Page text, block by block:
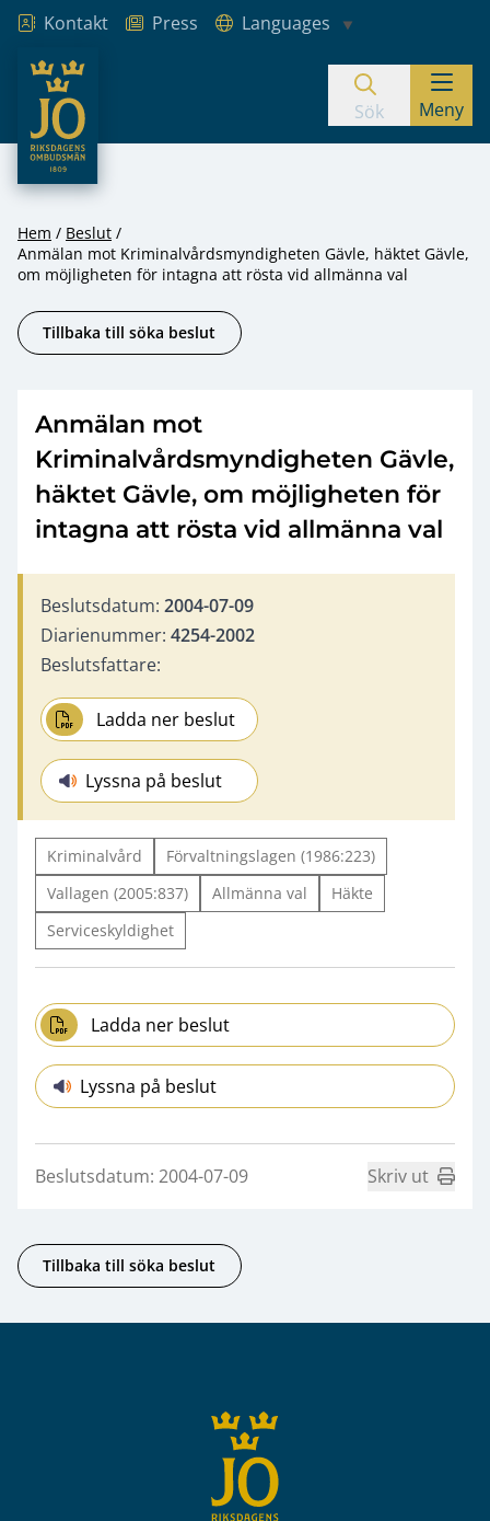
Hoppa till innehåll
Kontakt Press
Languages
JO – Riksdagens Ombudsmän
Sök Meny
Hem
Beslut
Anmälan mot Kriminalvårdsmyndigheten Gävle, häktet Gävle,
om möjligheten för intagna att rösta vid allmänna val
Tillbaka till söka beslut
Anmälan mot
Kriminalvårdsmyndigheten Gävle,
häktet Gävle, om möjligheten för
intagna att rösta vid allmänna val
Beslutsdatum: 2004-07-09
Diarienummer: 4254-2002
Beslutsfattare:
Ladda ner beslut
Lyssna på beslut
Kriminalvård
Förvaltningslagen (1986:223)
Vallagen (2005:837)
Allmänna val
Häkte
Serviceskyldighet
Ladda ner beslut
Lyssna på beslut
Beslutsdatum: 2004-07-09 Skriv ut
Tillbaka till söka beslut